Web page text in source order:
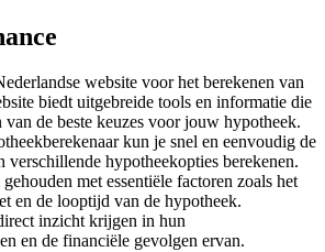
website voor het berekenen van
biedt uitgebreide tools en informatie die
de beste keuzes voor jouw hypotheek.
kun je snel en eenvoudig de
verschillende hypotheekopties berekenen.
met essentiële factoren zoals het
en de looptijd van de hypotheek.
inzicht krijgen in hun
en de financiële gevolgen ervan.